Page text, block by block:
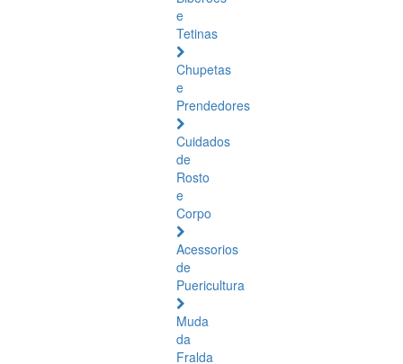
e
Tetinas
Chupetas
e
Prendedores
Cuidados
de
Rosto
e
Corpo
Acessorios
de
Puericultura
Muda
da
Fralda